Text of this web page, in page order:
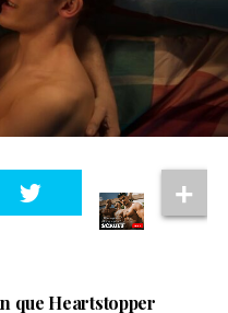
que Heartstopper